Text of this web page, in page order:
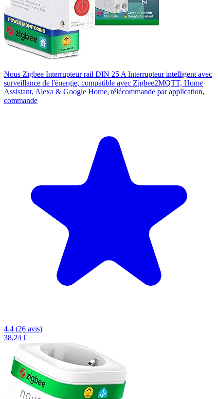
Nous Zigbee Interrupteur rail DIN 25 A Interrupteur intelligent avec
surveillance de l'énergie, compatible avec Zigbee2MQTT, Home
Assistant, Alexa & Google Home, télécommande par application,
commande
4.4 (26 avis)
38,24 €